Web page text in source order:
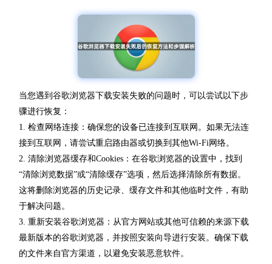
当您遇到谷歌浏览器下载安装失败的问题时，可以尝试以下步
骤进行恢复：
1. 检查网络连接：确保您的设备已连接到互联网。如果无法连
接到互联网，请尝试重启路由器或切换到其他Wi-Fi网络。
2. 清除浏览器缓存和Cookies：在谷歌浏览器的设置中，找到
“清除浏览数据”或“清除缓存”选项，然后选择清除所有数据。
这将删除浏览器的历史记录、缓存文件和其他临时文件，有助
于解决问题。
3. 重新安装谷歌浏览器：从官方网站或其他可信赖的来源下载
最新版本的谷歌浏览器，并按照安装向导进行安装。确保下载
的文件来自官方渠道，以避免安装恶意软件。